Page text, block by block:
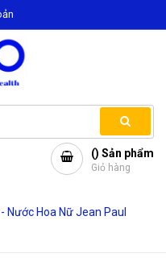
() Sản phẩm
Giỏ hàng
Nước Hoa Nữ Jean Paul